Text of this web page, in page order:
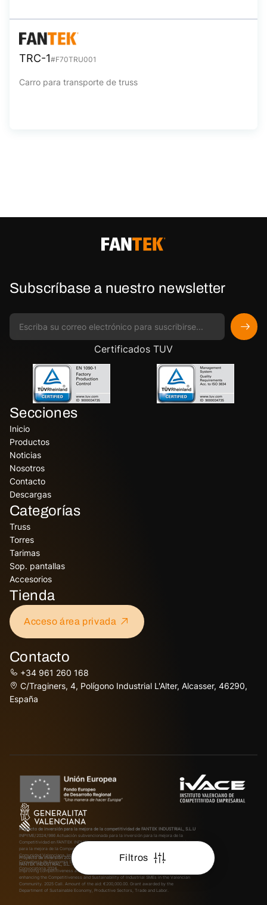
Filtros
TRC-1#F70TRU001
Carro para transporte de truss
Subscríbase a nuestro newsletter
Certificados TUV
Secciones
Inicio
Productos
Noticias
Nosotros
Contacto
Descargas
Categorías
Truss
Torres
Tarimas
Sop. pantallas
Accesorios
Tienda
Acceso área privada
Contacto
+34 961 260 168
C/Traginers, 4, Polígono Industrial L'Alter, Alcasser, 46290,
España
Proyecto de inversión para la mejora de la competitividad de FANTEK INDUSTRIAL, S.L.U
INPYME/2024/986 Actuación subvencionada para la inversión para la mejora de la
Competitividad en FANTEK INDUSTRIAL, S.L.U. Ayuda en Materia de Industrialización
para la mejora de la Competitividad y Sostenibilidad de las Pymes Industriales de la
Comunidad Valenciana. Importe de la ayuda: 21.304,50€. Subvención concedida por la
Conselleria de Economía Sostenible, Sectores Productivos, Comercio y Trabajo.
Convocatoria 2024.
Proyecto de inversión 2025 para la mejora de la competitividad y sostenibilidad de
FANTEK INDUSTRIAL, S.L. INPYME/2025/580
Subsidized action for investment aimed at
improving competitiveness at FANTEK INDUSTRIAL, S.L. Aid in Industrialization for
enhancing the Competitiveness and Sustainability of Industrial SMEs in the Valencian
Community. 2025 Call. Amount of the aid: €200,000.00. Grant awarded by the
Department of Sustainable Economy, Productive Sectors, Trade and Labor.